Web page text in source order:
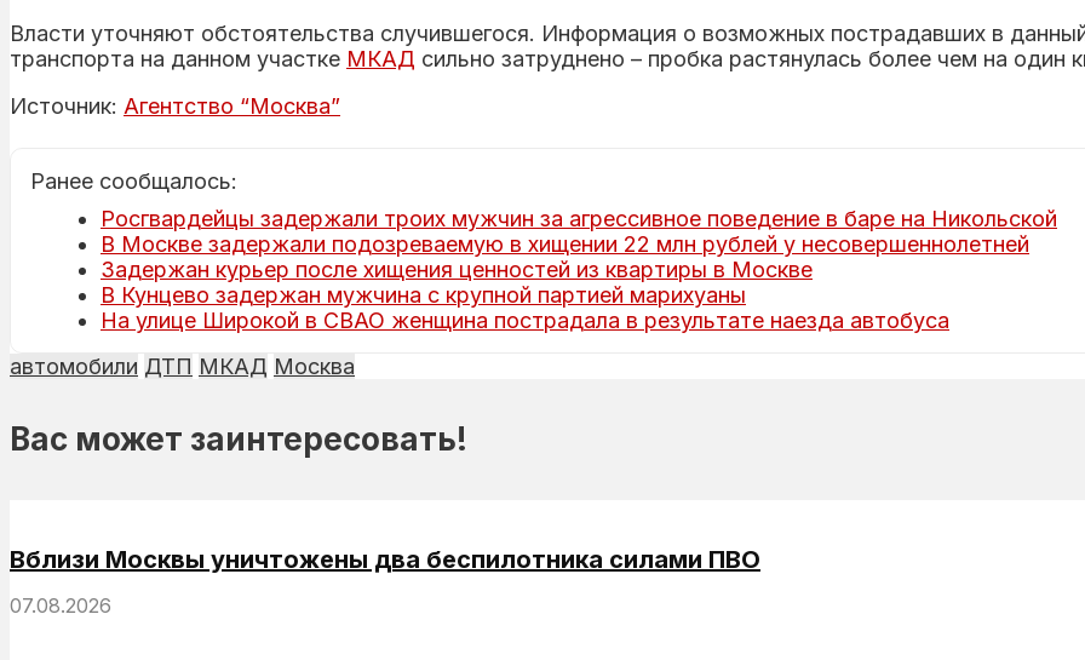
Власти уточняют обстоятельства случившегося. Информация о возможных пострадавших в
транспорта на данном участке МКАД сильно затруднено – пробка растянулась более чем на один
Источник: Агентство “Москва”
Ранее сообщалось:
Росгвардейцы задержали троих мужчин за агрессивное поведение в баре на Никольской
В Москве задержали подозреваемую в хищении 22 млн рублей у несовершеннолетней
Задержан курьер после хищения ценностей из квартиры в Москве
В Кунцево задержан мужчина с крупной партией марихуаны
На улице Широкой в СВАО женщина пострадала в результате наезда автобуса
автомобили ДТП МКАД Москва
Вас может заинтересовать!
Вблизи Москвы уничтожены два беспилотника силами ПВО
07.08.2026